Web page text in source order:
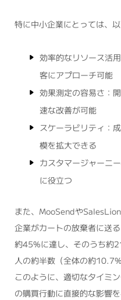
特に中小企業にとっては、
効率的なリソース活
客にアプローチ可能
効果測定の容易さ：
速な改善が可能
スケーラビリティ：
模を拡大できる
カスタマージャーニ
に役立つ
また、MooSendや
企業がカートの放棄者に送
約45%に達し、そのうち約
人の約半数（全体の約
このように、適切なタイミ
の購買行動に直接的な影響